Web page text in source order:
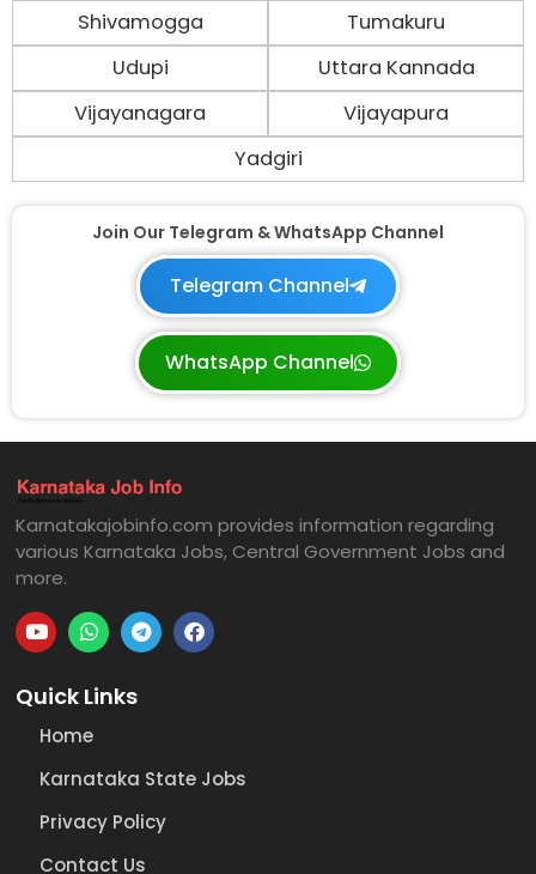
Shivamogga
Tumakuru
Udupi
Uttara Kannada
Vijayanagara
Vijayapura
Yadgiri
Join Our Telegram & WhatsApp Channel
Telegram Channel
WhatsApp Channel
Karnatakajobinfo.com provides information regarding
various Karnataka Jobs, Central Government Jobs and
more.
Quick Links
Home
Karnataka State Jobs
Privacy Policy
Contact Us